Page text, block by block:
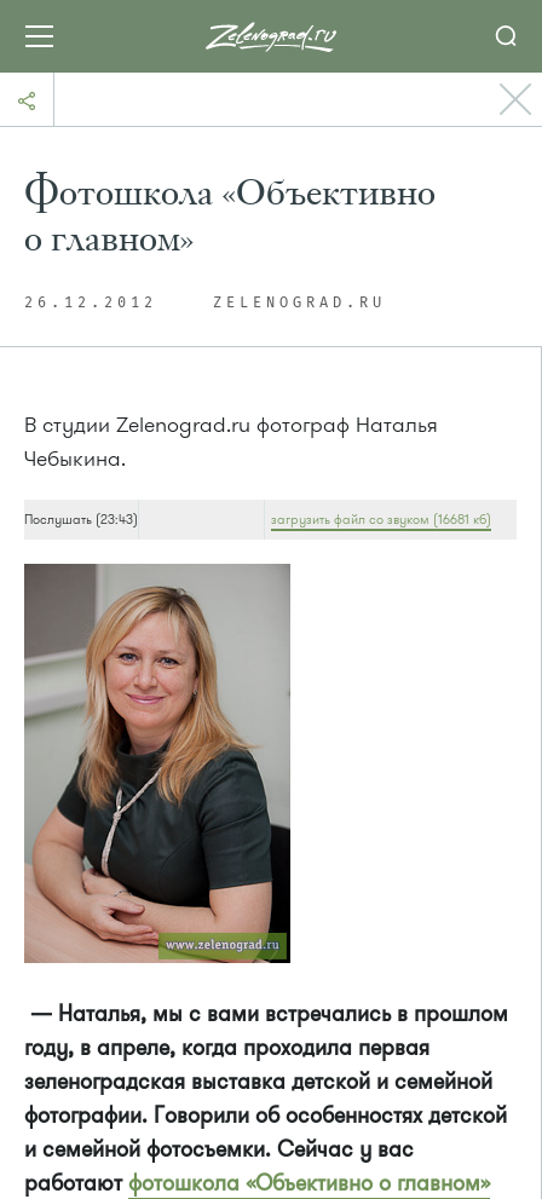
Фотошкола «Объективно
о главном»
26.12.2012 ZELENOGRAD.RU
В студии Zelenograd.ru фотограф Наталья
Чебыкина.
Послушать (23:43) загрузить файл со звуком (16681 кб)
— Наталья, мы с вами встречались в прошлом
году, в апреле, когда проходила первая
зеленоградская выставка детской и семейной
фотографии. Говорили об особенностях детской
и семейной фотосъемки. Сейчас у вас
работаютфотошкола «Объективно о главном»